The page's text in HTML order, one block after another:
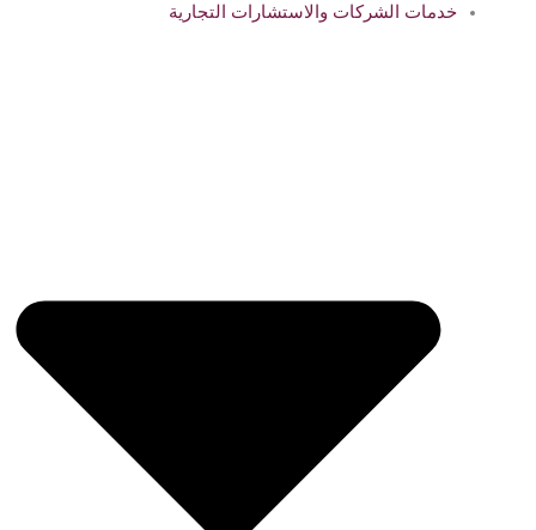
خدمات الشركات والاستشارات التجارية